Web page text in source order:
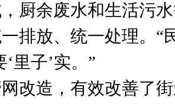
厨余废水和生活污
排放、统一处理。“
里子’实。”
造，有效改善了街